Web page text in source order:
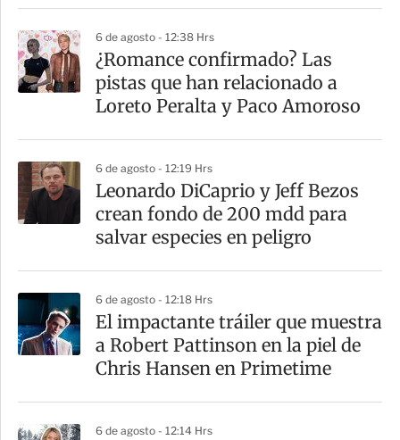
6 de agosto - 12:38 Hrs
¿Romance confirmado? Las
pistas que han relacionado a
Loreto Peralta y Paco Amoroso
6 de agosto - 12:19 Hrs
Leonardo DiCaprio y Jeff Bezos
crean fondo de 200 mdd para
salvar especies en peligro
6 de agosto - 12:18 Hrs
El impactante tráiler que muestra
a Robert Pattinson en la piel de
Chris Hansen en Primetime
6 de agosto - 12:14 Hrs